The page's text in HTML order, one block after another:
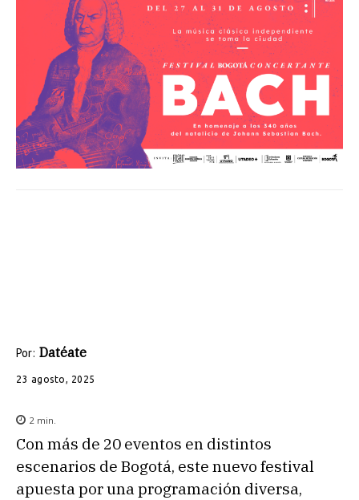
Por: Datéate
23 agosto, 2025
2 min.
Con más de 20 eventos en distintos
escenarios de Bogotá, este nuevo festival
apuesta por una programación diversa,